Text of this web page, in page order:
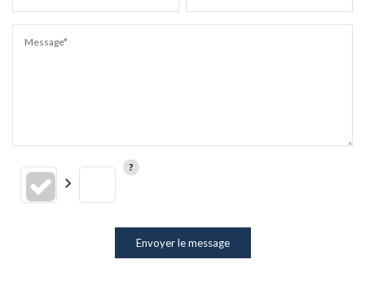
Message*
Envoyer le message